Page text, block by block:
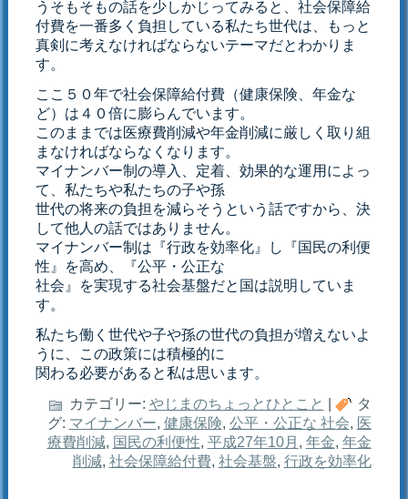
うそもそもの話を少しかじってみると、社会保障給
付費を一番多く負担している私たち世代は、もっと
真剣に考えなければならないテーマだとわかりま
す。
ここ５０年で社会保障給付費（健康保険、年金な
ど）は４０倍に膨らんでいます。
このままでは医療費削減や年金削減に厳しく取り組
まなければならなくなります。
マイナンバー制の導入、定着、効果的な運用によっ
て、私たちや私たちの子や孫
世代の将来の負担を減らそうという話ですから、決
して他人の話ではありません。
マイナンバー制は『行政を効率化』し『国民の利便
性』を高め、『公平・公正な
社会』を実現する社会基盤だと国は説明していま
す。
私たち働く世代や子や孫の世代の負担が増えないよ
うに、この政策には積極的に
関わる必要があると私は思います。
カテゴリー: やじまのちょっとひとこと
タ
グ: マイナンバー, 健康保険, 公平・公正な 社会, 医
療費削減, 国民の利便性, 平成27年10月 , 年金, 年金
削減, 社会保障給付費, 社会基盤, 行政を効率化